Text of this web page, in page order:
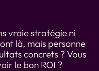
vraie stratégie ni
là, mais personne
concrets ? Vous
le bon ROI ?